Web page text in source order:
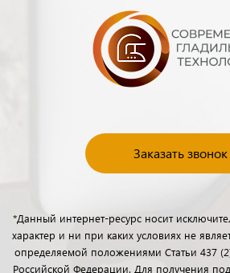
Заказать звонок
*Данный интернет-ресурс носит
характер и ни при каких условиях не
определяемой положениями Статьи 437
Российской Федерации. Для получения